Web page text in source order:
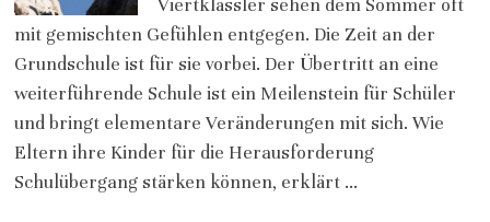
Viertklässler sehen dem Sommer oft
mit gemischten Gefühlen entgegen. Die Zeit an der
Grundschule ist für sie vorbei. Der Übertritt an eine
weiterführende Schule ist ein Meilenstein für Schüler
und bringt elementare Veränderungen mit sich. Wie
Eltern ihre Kinder für die Herausforderung
Schulübergang stärken können, erklärt …